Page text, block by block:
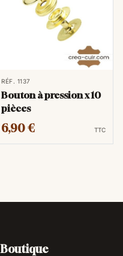
RÉF. 1137
Bouton à pression x 10
pièces
6,90 € TTC
Boutique